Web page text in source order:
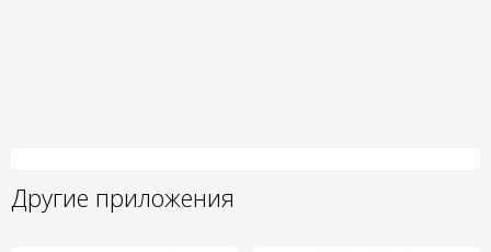
Другие приложения